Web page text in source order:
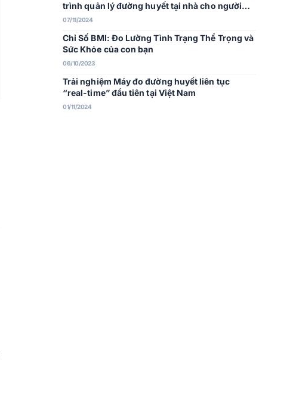
trình quản lý đường huyết tại nhà cho người
Việt
07/11/2024
Chỉ Số BMI: Đo Lường Tình Trạng Thể Trọng và
Sức Khỏe của con bạn
06/10/2023
Trải nghiệm Máy đo đường huyết liên tục
“real-time” đầu tiên tại Việt Nam
01/11/2024